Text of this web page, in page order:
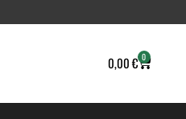
0,00€ 0